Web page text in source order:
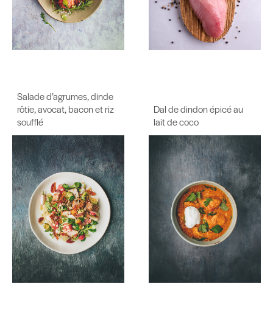
Salade d’agrumes, dinde
rôtie, avocat, bacon et riz
soufflé
Dal de dindon épicé au
lait de coco